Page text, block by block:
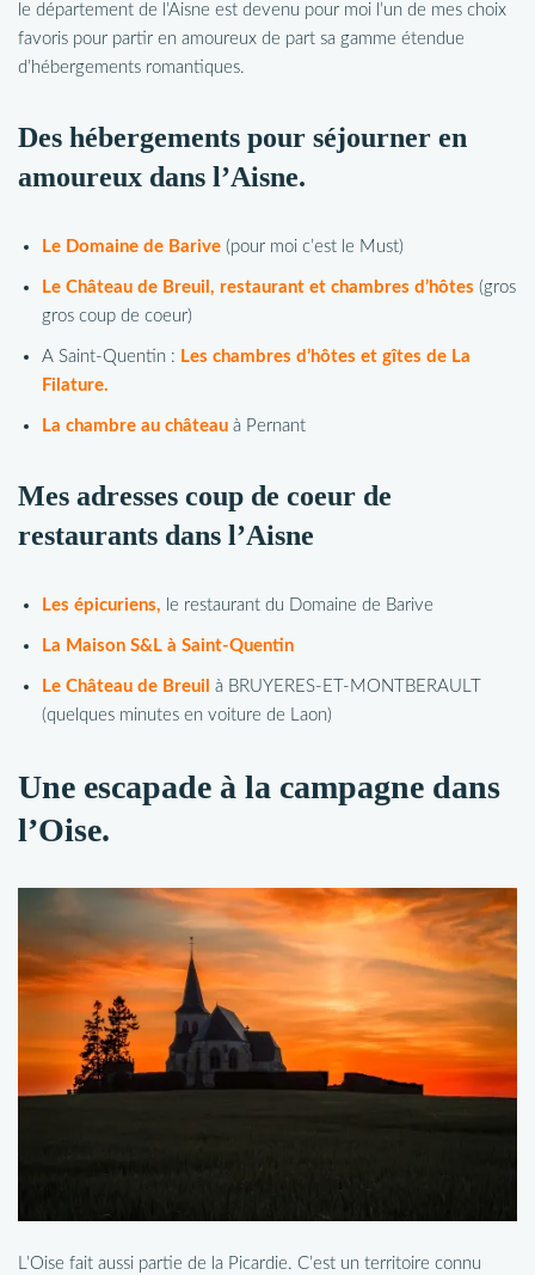
le département de l’Aisne est devenu pour moi l’un de mes choix
favoris pour partir en amoureux de part sa gamme étendue
d’hébergements romantiques.
Des hébergements pour séjourner en
amoureux dans l’Aisne.
Le Domaine de Barive (pour moi c’est le Must)
Le Château de Breuil, restaurant et chambres d’hôtes (gros
gros coup de coeur)
A Saint-Quentin : Les chambres d’hôtes et gîtes de La
Filature.
La chambre au château à Pernant
Mes adresses coup de coeur de
restaurants dans l’Aisne
Les épicuriens, le restaurant du Domaine de Barive
La Maison S&L à Saint-Quentin
Le Château de Breuil à BRUYERES-ET-MONTBERAULT
(quelques minutes en voiture de Laon)
Une escapade à la campagne dans
l’Oise.
L’Oise fait aussi partie de la Picardie. C’est un territoire connu